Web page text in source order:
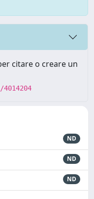
citare o creare un
ND
ND
ND